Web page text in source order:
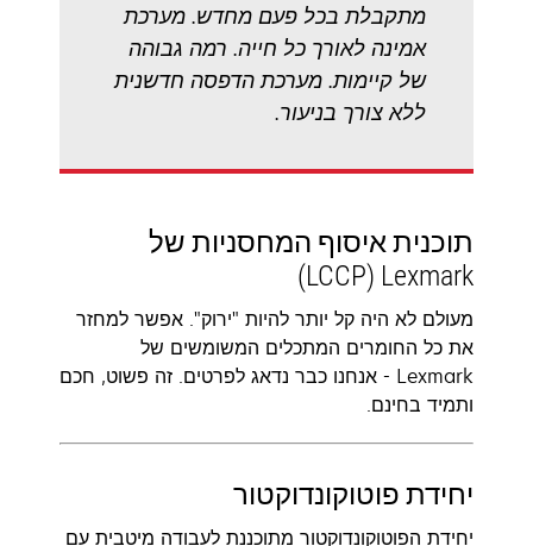
מתקבלת בכל פעם מחדש. מערכת
אמינה לאורך כל חייה. רמה גבוהה
של קיימות. מערכת הדפסה חדשנית
ללא צורך בניעור.
תוכנית איסוף המחסניות של
Lexmark ‏(LCCP)‬
מעולם לא היה קל יותר להיות "ירוק". אפשר למחזר
את כל החומרים המתכלים המשומשים של
Lexmark - אנחנו כבר נדאג לפרטים. זה פשוט, חכם
ותמיד בחינם.
יחידת פוטוקונדוקטור
יחידת הפוטוקונדוקטור מתוכננת לעבודה מיטבית עם